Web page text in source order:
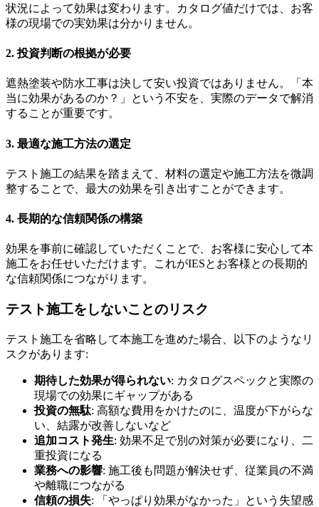
状況によって効果は変わります。カタログ値だけでは、お客
様の現場での実効果は分かりません。
2. 投資判断の根拠が必要
遮熱塗装や防水工事は決して安い投資ではありません。「本
当に効果があるのか？」という不安を、実際のデータで解消
することが重要です。
3. 最適な施工方法の選定
テスト施工の結果を踏まえて、材料の選定や施工方法を微調
整することで、最大の効果を引き出すことができます。
4. 長期的な信頼関係の構築
効果を事前に確認していただくことで、お客様に安心して本
施工をお任せいただけます。これがIESとお客様との長期的
な信頼関係につながります。
テスト施工をしないことのリスク
テスト施工を省略して本施工を進めた場合、以下のようなリ
スクがあります:
期待した効果が得られない: カタログスペックと実際の
現場での効果にギャップがある
投資の無駄: 高額な費用をかけたのに、温度が下がらな
い、結露が改善しないなど
追加コスト発生: 効果不足で別の対策が必要になり、二
重投資になる
業務への影響: 施工後も問題が解決せず、従業員の不満
や離職につながる
信頼の損失: 「やっぱり効果がなかった」という失望感